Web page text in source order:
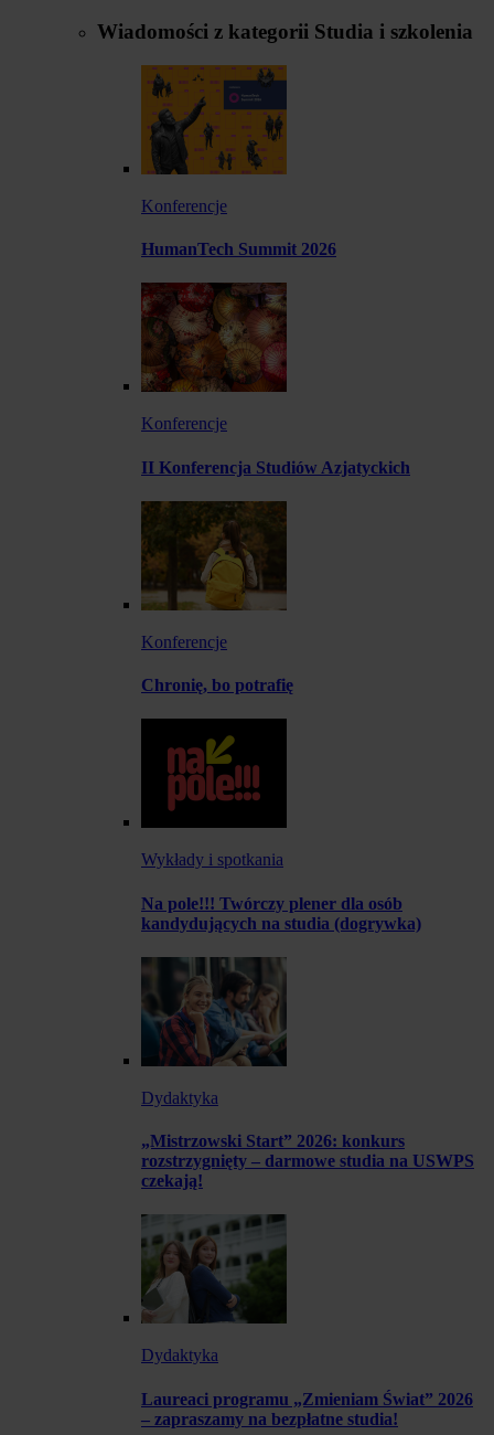
Wiadomości z kategorii Studia i szkolenia
Konferencje
HumanTech Summit 2026
Konferencje
II Konferencja Studiów Azjatyckich
Konferencje
Chronię, bo potrafię
Wykłady i spotkania
Na pole!!! Twórczy plener dla osób
kandydujących na studia (dogrywka)
Dydaktyka
„Mistrzowski Start” 2026: konkurs
rozstrzygnięty – darmowe studia na USWPS
czekają!
Dydaktyka
Laureaci programu „Zmieniam Świat” 2026
– zapraszamy na bezpłatne studia!